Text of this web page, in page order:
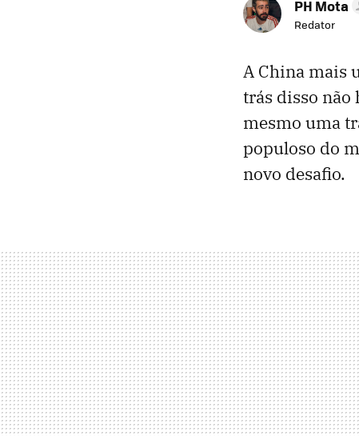
PH Mota
Redator
A China mais
trás disso não
mesmo uma
populoso do
novo desafio.